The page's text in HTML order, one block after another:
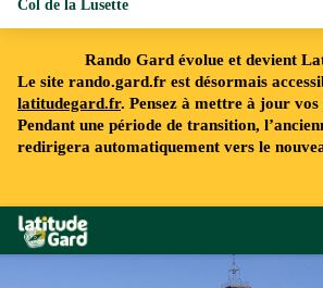
Rando Gard évolue et devient
Le site rando.gard.fr est désormais
latitudegard.fr. Pensez à mettre à jour
Pendant une période de transition,
redirigera automatiquement vers le
Rando Gard
Col de la Lusette